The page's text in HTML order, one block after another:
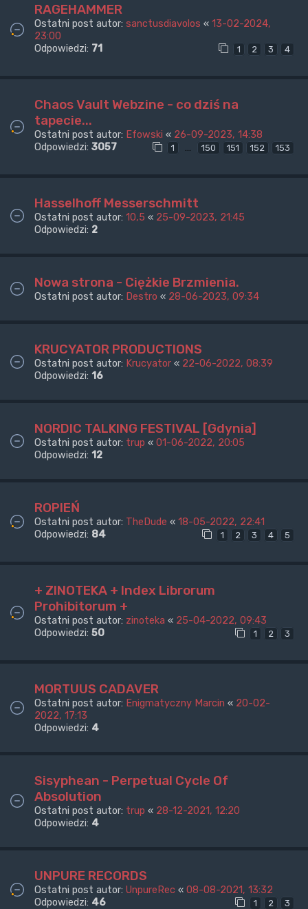
RAGEHAMMER
Ostatni post autor: sanctusdiavolos « 13-02-2024,
23:00
Odpowiedzi: 71 1 2 3 4
Chaos Vault Webzine - co dziś na
tapecie...
Ostatni post autor: Efowski « 26-09-2023, 14:38
Odpowiedzi: 3057 1 … 150 151 152 153
Hasselhoff Messerschmitt
Ostatni post autor: 10,5 « 25-09-2023, 21:45
Odpowiedzi: 2
Nowa strona - Ciężkie Brzmienia.
Ostatni post autor: Destro « 28-06-2023, 09:34
KRUCYATOR PRODUCTIONS
Ostatni post autor: Krucyator « 22-06-2022, 08:39
Odpowiedzi: 16
NORDIC TALKING FESTIVAL [Gdynia]
Ostatni post autor: trup « 01-06-2022, 20:05
Odpowiedzi: 12
ROPIEŃ
Ostatni post autor: TheDude « 18-05-2022, 22:41
Odpowiedzi: 84 1 2 3 4 5
+ ZINOTEKA + Index Librorum
Prohibitorum +
Ostatni post autor: zinoteka « 25-04-2022, 09:43
Odpowiedzi: 50 1 2 3
MORTUUS CADAVER
Ostatni post autor: Enigmatyczny Marcin « 20-02-
2022, 17:13
Odpowiedzi: 4
Sisyphean - Perpetual Cycle Of
Absolution
Ostatni post autor: trup « 28-12-2021, 12:20
Odpowiedzi: 4
UNPURE RECORDS
Ostatni post autor: UnpureRec « 08-08-2021, 13:32
Odpowiedzi: 46 1 2 3